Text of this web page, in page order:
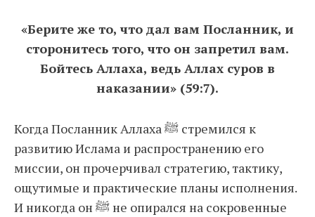
«Берите же то, что дал вам Посланник, и
сторонитесь того, что он запретил вам.
Бойтесь Аллаха, ведь Аллах суров в
наказании» (59:7).
Когда Посланник Аллаха ﷺ стремился к
развитию Ислама и распространению его
миссии, он прочерчивал стратегию, тактику,
ощутимые и практические планы исполнения.
И никогда он ﷺ не опирался на сокровенные